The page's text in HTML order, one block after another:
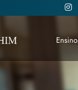
Ensino